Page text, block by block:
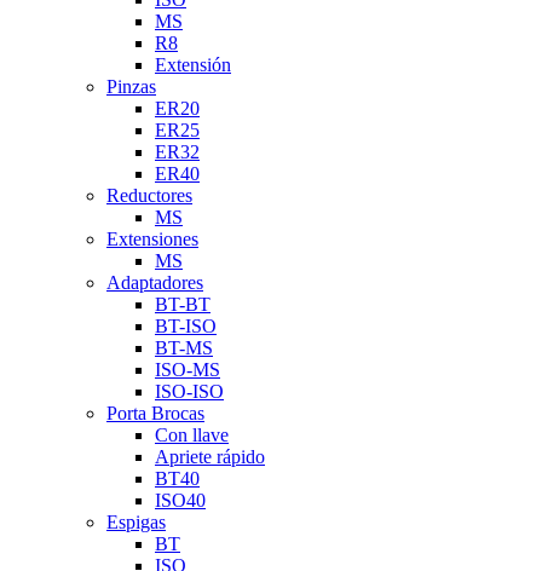
MS
R8
Extensión
Pinzas
ER20
ER25
ER32
ER40
Reductores
MS
Extensiones
MS
Adaptadores
BT-BT
BT-ISO
BT-MS
ISO-MS
ISO-ISO
Porta Brocas
Con llave
Apriete rápido
BT40
ISO40
Espigas
BT
ISO